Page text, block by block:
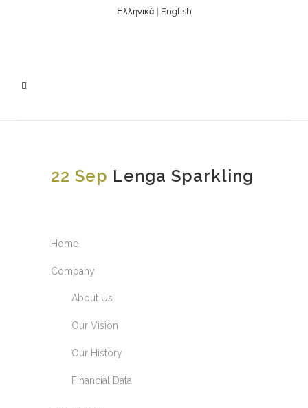
Ελληνικά English
22 Sep Lenga Sparkling
Home
Company
About Us
Our Vision
Our History
Financial Data